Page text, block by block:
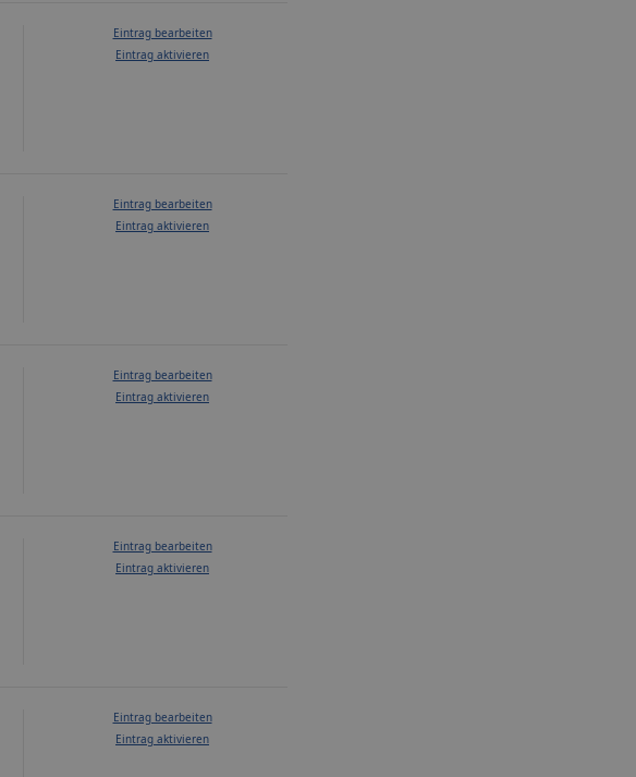
Eintrag bearbeiten
Eintrag aktivieren
Eintrag bearbeiten
Eintrag aktivieren
Eintrag bearbeiten
Eintrag aktivieren
Eintrag bearbeiten
Eintrag aktivieren
Eintrag bearbeiten
Eintrag aktivieren